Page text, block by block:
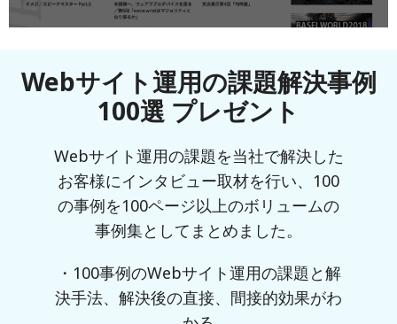
Webサイト運用の課題解決事例
100選 プレゼント
Webサイト運用の課題を当社で解決した
お客様にインタビュー取材を行い、100
の事例を100ページ以上のボリュームの
事例集としてまとめました。
・100事例のWebサイト運用の課題と解
決手法、解決後の直接、間接的効果がわ